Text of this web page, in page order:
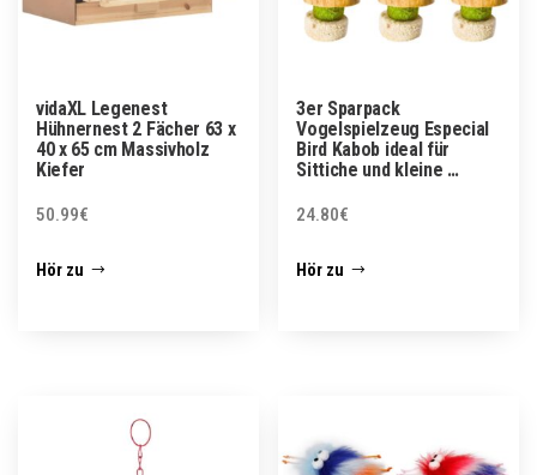
vidaXL Legenest
Hühnernest 2 Fächer 63 x
40 x 65 cm Massivholz
Kiefer
50.99€
Hör zu
3er Sparpack
Vogelspielzeug Especial
Bird Kabob ideal für
Sittiche und kleine …
24.80€
Hör zu